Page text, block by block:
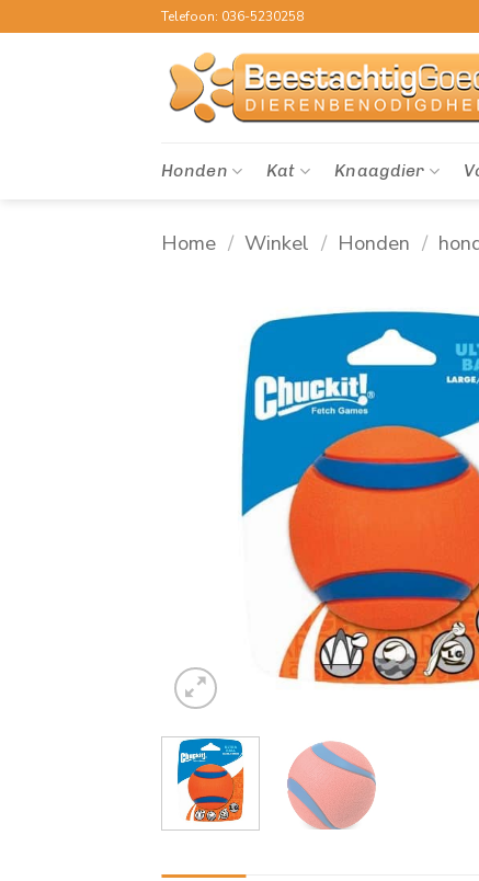
naar
Telefoon: 036-5230258
Honden Kat Knaagdier
Home / Winkel / Honden /